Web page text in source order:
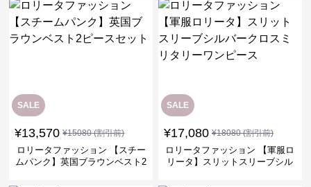
SALE
¥13,570 ¥15080(割引前)
ロリータファッション 【スチー
ムパンク】英国ブラウンベスト2
SALE
¥17,080 ¥18080(割引前)
ロリータファッション 【軍服ロ
リータ】スリットスリーブシル